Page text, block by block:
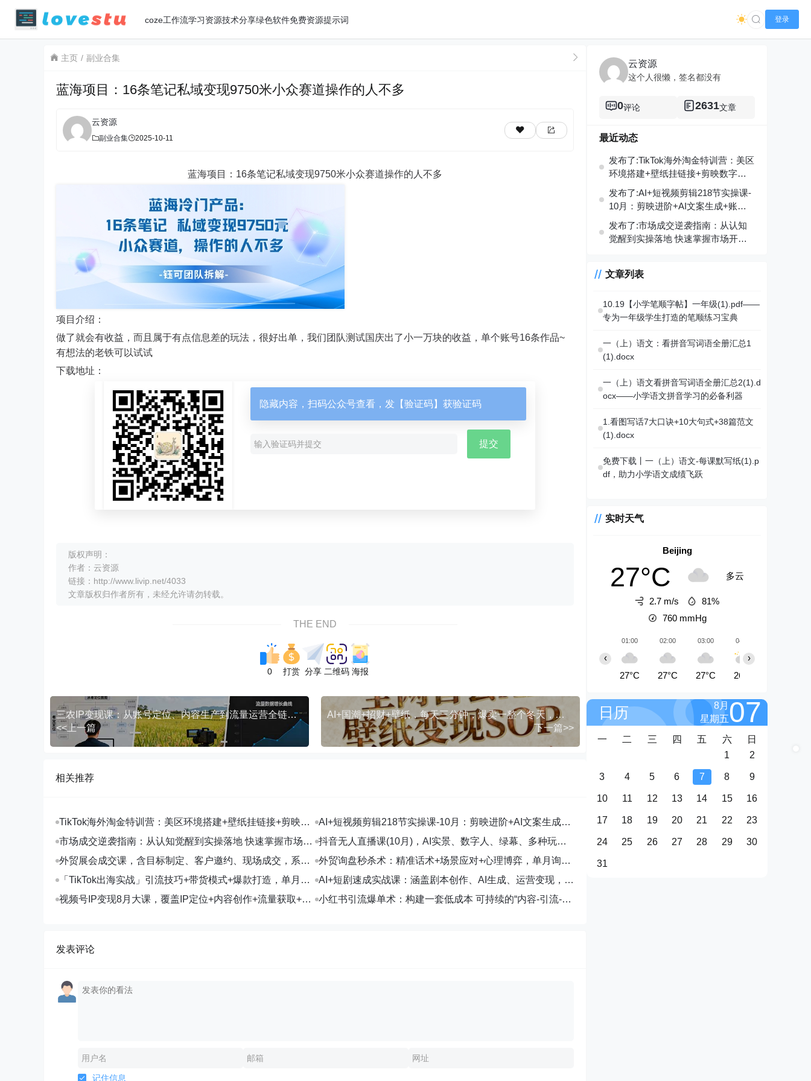
coze工作流学习资源技术分享绿色软件免费资源提示词 登录
主页 副业合集
蓝海项目：16条笔记私域变现9750米小众赛道操作的人不多
云资源
副业合集 2025-10-11
蓝海项目：16条笔记私域变现9750米小众赛道操作的人不多
项目介绍：
做了就会有收益，而且属于有点信息差的玩法，很好出单，我们团队测试国庆出了小一万块的收益，单个账号16条作品~
有想法的老铁可以试试
下载地址：
隐藏内容，扫码公众号查看，发【验证码】获验证码
版权声明：
作者：云资源
链接：http://www.livip.net/4033
文章版权归作者所有，未经允许请勿转载。
THE END
0 打赏 分享 二维码 海报
三农IP变现课：从账号定位、内容生产到流量运营全链路覆盖，单视频佣金2w+
<<上一篇
AI+国潮+招财+壁纸，每天三分钟，爆卖一整个冬天，不费脑，轻松矩阵十个号日入1k+
下一篇>>
相关推荐
TikTok海外淘金特训营：美区环境搭建+壁纸挂链接+剪映数
字人，月入1.5万
AI+短视频剪辑218节实操课-10月：剪映进阶+AI文案生成
+账号运营，月入2万
市场成交逆袭指南：从认知觉醒到实操落地 快速掌握市场开
拓与成交核心能力
抖音无人直播课(10月)，AI实景、数字人、绿幕、多种玩
法、24小时自动盈利
外贸展会成交课，含目标制定、客户邀约、现场成交，系统
化SOP提升参展ROI
外贸询盘秒杀术：精准话术+场景应对+心理博弈，单月询盘
转化率提升200%
「TikTok出海实战」引流技巧+带货模式+爆款打造，单月变
现10万+秘籍
AI+短剧速成实战课：涵盖剧本创作、AI生成、运营变现，单
部剧收益破万
视频号IP变现8月大课，覆盖IP定位+内容创作+流量获取+合
小红书引流爆单术：构建一套低成本 可持续的“内容-引流-成
发表评论
记住信息
云资源
这个人很懒，签名都没有
0评论 2631文章
最近动态
发布了:TikTok海外淘金特训营：美区
环境搭建+壁纸挂链接+剪映数字
人，月入1.5万
发布了:AI+短视频剪辑218节实操课-
10月：剪映进阶+AI文案生成+账号
运营，月入2万
发布了:市场成交逆袭指南：从认知
觉醒到实操落地 快速掌握市场开拓
文章列表
10.19【小学笔顺字帖】一年级(1).pdf——
专为一年级学生打造的笔顺练习宝典
一（上）语文：看拼音写词语全册汇总1
(1).docx
一（上）语文看拼音写词语全册汇总2(1).d
ocx——小学语文拼音学习的必备利器
1.看图写话7大口诀+10大句式+38篇范文
(1).docx
免费下载丨一（上）语文-每课默写纸(1).p
df，助力小学语文成绩飞跃
实时天气
Beijing
27°C 多云
2.7 m/s
81%
760 mmHg
01:00
27°C
02:00
27°C
03:00
27°C
04:00
26°C
‹ ›
日历
8月
星期五07
一 二 三 四 五 六
日
1
2
3 4 5 6 7 8 9
10 11 12 13 14 15 16
17 18 19 20 21 22 23
24 25 26 27 28 29 30
31